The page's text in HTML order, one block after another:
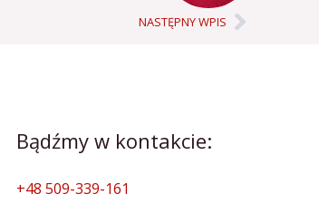
NASTĘPNY WPIS Next
Bądźmy w kontakcie:
+48 509-339-161